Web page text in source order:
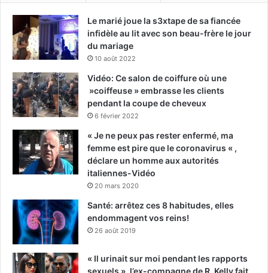
Le marié joue la s3xtape de sa fiancée
infidèle au lit avec son beau-frère le jour
du mariage
10 août 2022
Vidéo: Ce salon de coiffure où une
»coiffeuse » embrasse les clients
pendant la coupe de cheveux
6 février 2022
« Je ne peux pas rester enfermé, ma
femme est pire que le coronavirus « ,
déclare un homme aux autorités
italiennes-Vidéo
20 mars 2020
Santé: arrêtez ces 8 habitudes, elles
endommagent vos reins!
26 août 2019
« Il urinait sur moi pendant les rapports